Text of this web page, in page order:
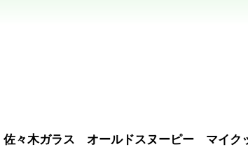
佐々木ガラス オールドスヌーピー マイ